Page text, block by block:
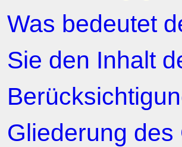
Was bedeutet
Sie den Inhalt
Gliederung